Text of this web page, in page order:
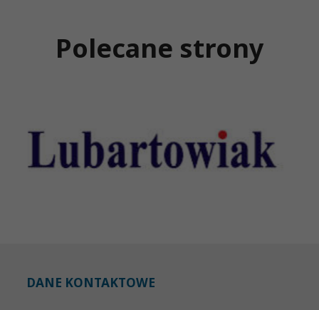
Polecane strony
DANE KONTAKTOWE